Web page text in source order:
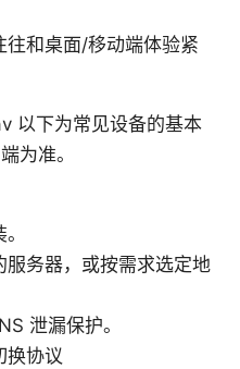
往和桌面/移动端体验紧
以下为常见设备的基本
为准。
务器，或按需求选定地
泄漏保护。
换协议